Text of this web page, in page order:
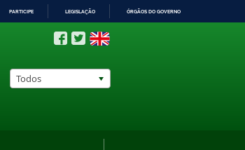
PARTICIPE LEGISLAÇÃO ÓRGÃOS DO GOVERNO
Todos